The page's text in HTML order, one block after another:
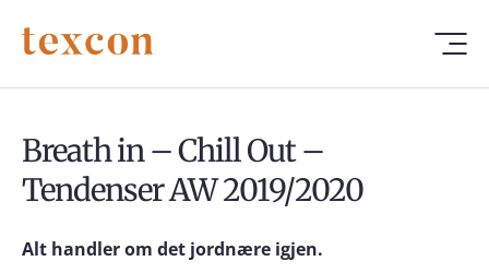
Breath in – Chill Out –
Tendenser AW 2019/2020
Alt handler om det jordnære igjen.